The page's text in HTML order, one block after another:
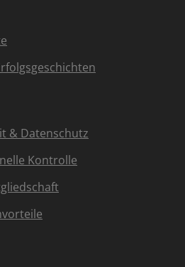
& Datenschutz
Kontrolle